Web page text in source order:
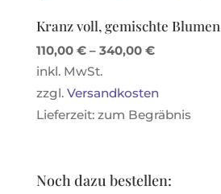
Kranz voll, gemischte Blumen
110,00 €– 340,00 €
inkl. MwSt.
zzgl. Versandkosten
Lieferzeit: zum Begräbnis
Noch dazu bestellen: